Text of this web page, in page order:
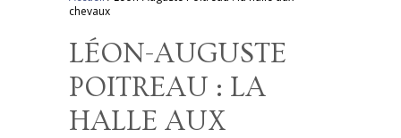
chevaux
LÉON-AUGUSTE
POITREAU : LA
HALLE AUX